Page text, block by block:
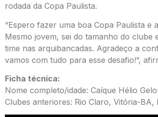
rodada da Copa Paulista.
“Espero fazer uma boa Copa Paulista
Mesmo jovem, sei do tamanho do
time nas arquibancadas. Agradeço a
vamos com tudo para esse desafio!”,
Ficha técnica:
Nome completo/idade: Caíque Hélio
Clubes anteriores: Rio Claro, Vitória-